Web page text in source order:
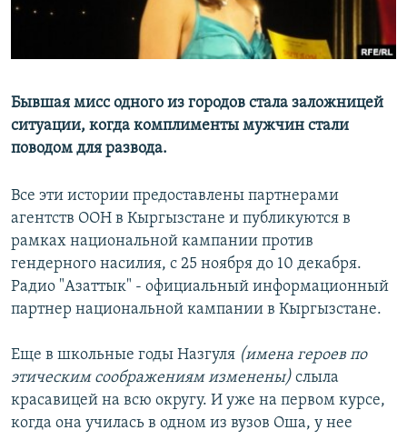
Бывшая мисс одного из городов стала заложницей
ситуации, когда комплименты мужчин стали
поводом для развода.
Все эти истории предоставлены партнерами
агентств ООН в Кыргызстане и публикуются в
рамках национальной кампании против
гендерного насилия, с 25 ноября до 10 декабря.
Радио "Азаттык" - официальный информационный
партнер национальной кампании в Кыргызстане.
Еще в школьные годы Назгуля (имена героев по
этическим соображениям изменены) слыла
красавицей на всю округу. И уже на первом курсе,
когда она училась в одном из вузов Оша, у нее